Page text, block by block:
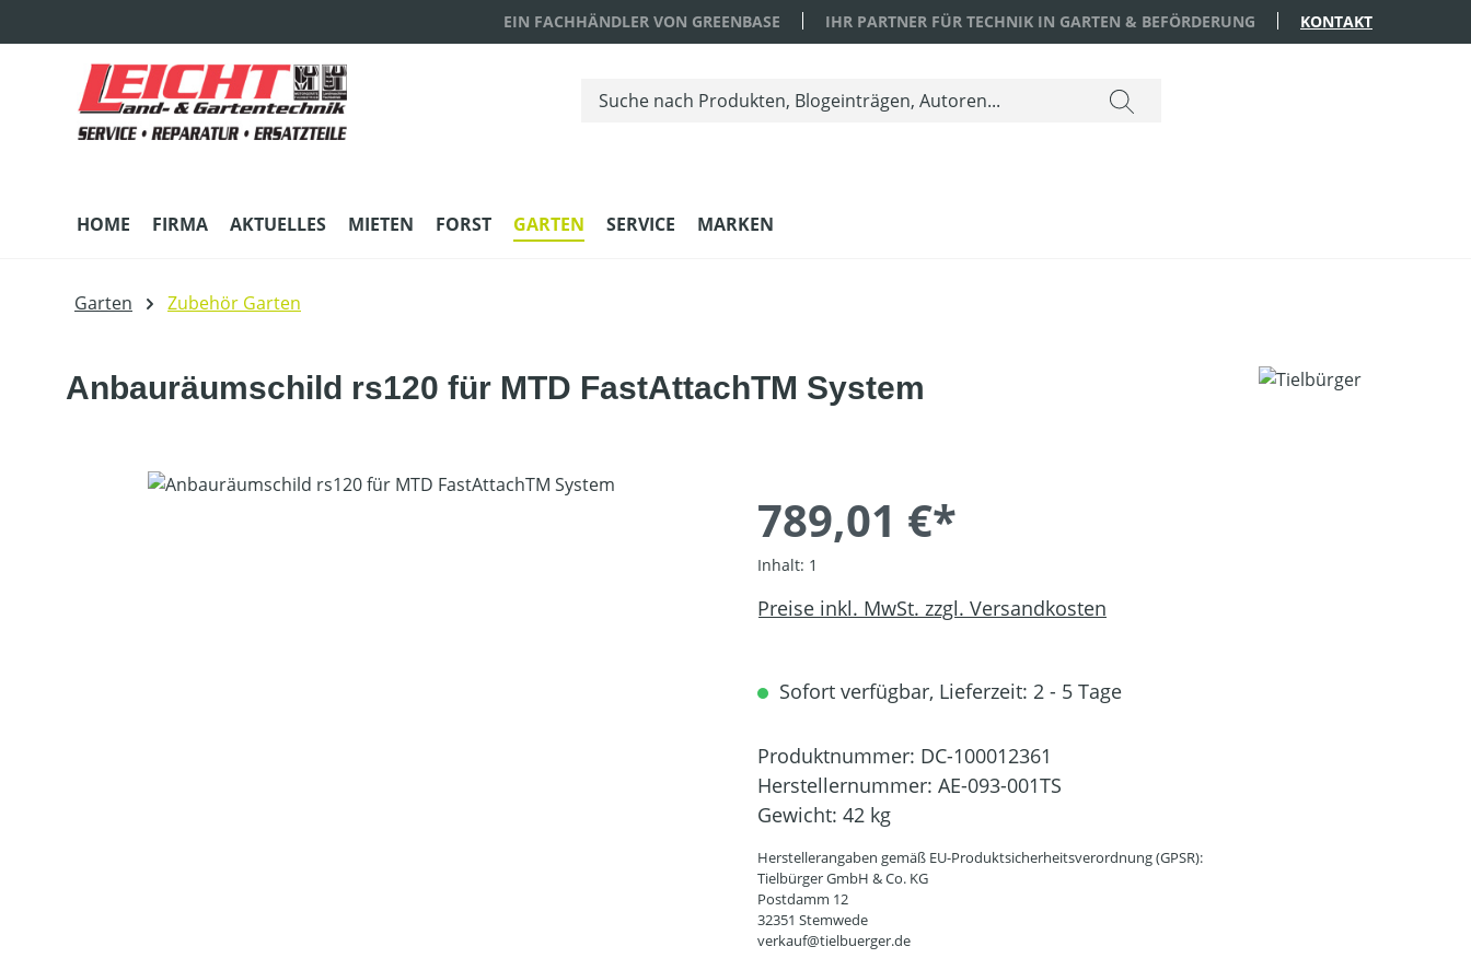
EIN FACHHÄNDLER VON GREENBASE IHR PARTNER FÜR TECHNIK IN GARTEN & BEFÖRDERUNG KONTAKT
HOME FIRMA AKTUELLES MIETEN FORST GARTEN SERVICE MARKEN
Garten Zubehör Garten
Anbauräumschild rs120 für MTD FastAttachTM System
Bildergalerie überspringen
789,01 €*
Inhalt: 1
Preise inkl. MwSt. zzgl. Versandkosten
Sofort verfügbar, Lieferzeit: 2 - 5 Tage
Produktnummer: DC-100012361
Herstellernummer: AE-093-001TS
Gewicht: 42 kg
Herstellerangaben gemäß EU-Produktsicherheitsverordnung (GPSR):
Tielbürger GmbH & Co. KG
Postdamm 12
32351 Stemwede
verkauf@tielbuerger.de